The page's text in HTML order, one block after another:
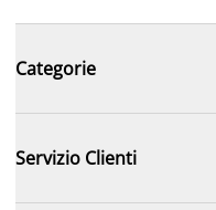
Categorie
Servizio Clienti